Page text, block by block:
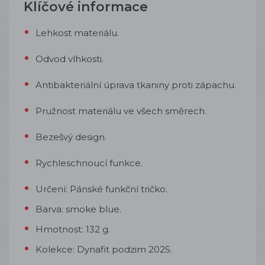
Klíčové informace
Lehkost materiálu.
Odvod vlhkosti.
Antibakteriální úprava tkaniny proti zápachu.
Pružnost materiálu ve všech směrech.
Bezešvý design.
Rychleschnoucí funkce.
Určení: Pánské funkční tričko.
Barva: smoke blue.
Hmotnost: 132 g.
Kolekce: Dynafit podzim 2025.